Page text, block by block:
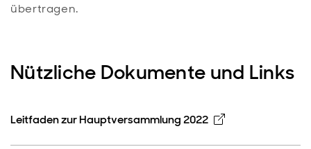
übertragen.
Nützliche Dokumente und Links
Leitfaden zur Hauptversammlung 2022 Opens in new